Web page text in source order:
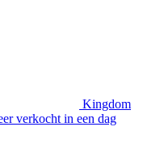
Kingdom
verkocht in een dag